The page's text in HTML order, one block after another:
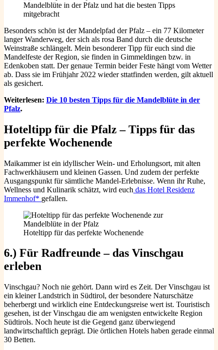
Besonders schön ist der Mandelpfad der Pfalz – ein 77 Kilometer
langer Wanderweg, der sich als rosa Band durch die deutsche
Weinstraße schlängelt. Mein besonderer Tipp für euch sind die
Mandelfeste der Region, sie finden in Gimmeldingen bzw. in
Edenkoben statt. Der genaue Termin beider Feste hängt vom Wetter
ab. Dass sie im Frühjahr 2022 wieder sttatfinden werden, gilt aktuell
als gesichert.
Weiterlesen: Die 10 besten Tipps für die Mandelblüte in der
Pfalz.
Hoteltipp für die Pfalz – Tipps für das
perfekte Wochenende
Maikammer ist ein idyllischer Wein- und Erholungsort, mit alten
Fachwerkhäusern und kleinen Gassen. Und zudem der perfekte
Ausgangspunkt für sämtliche Mandel-Erlebnisse. Wenn ihr Ruhe,
Wellness und Kulinarik schätzt, wird euch das Hotel Residenz
Immenhof* gefallen.
Hoteltipp für das perfekte Wochenende
6.) Für Radfreunde – das Vinschgau
erleben
Vinschgau? Noch nie gehört. Dann wird es Zeit. Der Vinschgau ist
ein kleiner Landstrich in Südtirol, der besondere Naturschätze
beherbergt und wirklich eine Entdeckungsreise wert ist. Touristisch
gesehen, ist der Vinschgau die am wenigsten entwickelte Region
Südtirols. Noch heute ist die Gegend ganz überwiegend
landwirtschaftlich geprägt. Die örtlichen Hotels haben gerade einmal
30 Betten.